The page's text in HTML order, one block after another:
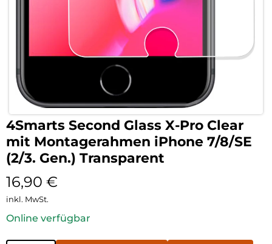
4Smarts Second Glass X-Pro Clear
mit Montagerahmen iPhone 7/8/SE
(2/3. Gen.) Transparent
16,90 €
inkl. MwSt.
Online verfügbar